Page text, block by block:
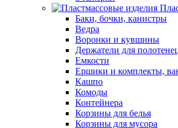
Баки, бочки, канистры
Ведра
Воронки и кувшины
Держатели для
Емкости
Ершики и комплекты,
Кашпо
Комоды
Контейнера
Корзины для белья
Корзины для мусора